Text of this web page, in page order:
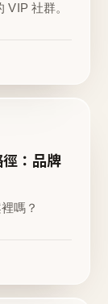
社群。
：品牌
嗎？